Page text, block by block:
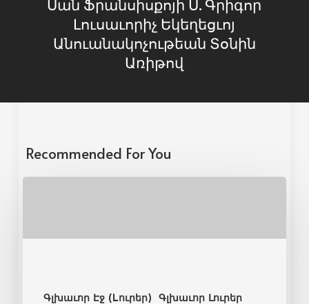
Սան Ֆրանսիսքոյի Ս. Գրիգոր
Լուսաւորիչ Եկեղեցւոյ
Անուանակոչութեան Տօնին
Առիթով
Recommended For You
Գլխաւոր Էջ (Lուրեր) Գլխաւոր Լուրեր